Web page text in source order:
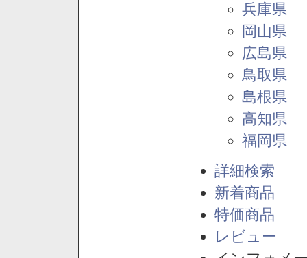
兵庫県
岡山県
広島県
鳥取県
島根県
高知県
福岡県
詳細検索
新着商品
特価商品
レビュー